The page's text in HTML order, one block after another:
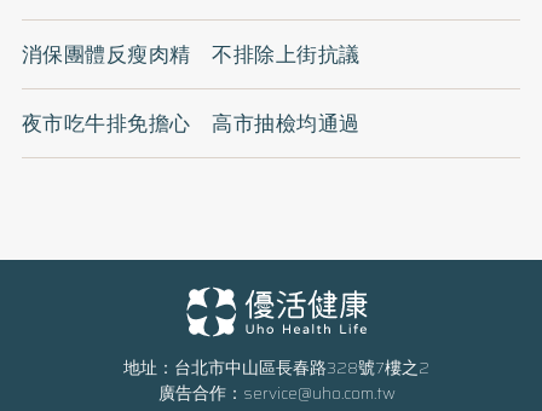
消保團體反瘦肉精 不排除上街抗議
夜市吃牛排免擔心 高市抽檢均通過
地址：台北市中山區長春路328號7樓之2
廣告合作： service@uho.com.tw